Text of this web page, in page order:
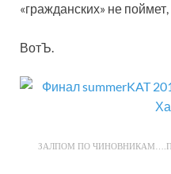
«гражданских» не
ВотЪ.
ЗАЛПОМ ПО